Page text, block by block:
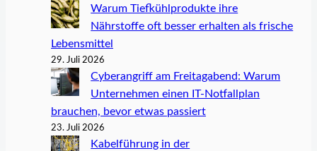
Warum Tiefkühlprodukte ihre
Nährstoffe oft besser erhalten als frische
Lebensmittel
29. Juli 2026
Cyberangriff am Freitagabend: Warum
Unternehmen einen IT-Notfallplan
brauchen, bevor etwas passiert
23. Juli 2026
Kabelführung in der